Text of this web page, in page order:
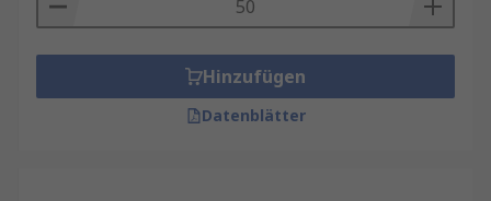
Hinzufügen
Datenblätter